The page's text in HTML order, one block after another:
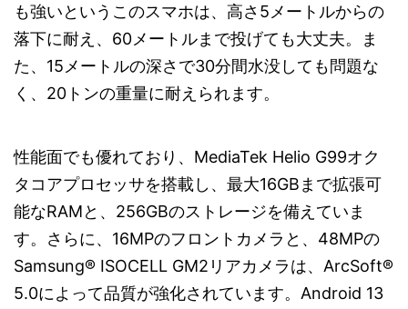
も強いというこのスマホは、高さ5メートルからの
落下に耐え、60メートルまで投げても大丈夫。ま
た、15メートルの深さで30分間水没しても問題な
く、20トンの重量に耐えられます。
性能面でも優れており、MediaTek Helio G99オク
タコアプロセッサを搭載し、最大16GBまで拡張可
能なRAMと、256GBのストレージを備えていま
す。さらに、16MPのフロントカメラと、48MPの
Samsung® ISOCELL GM2リアカメラは、ArcSoft®
5.0によって品質が強化されています。Android 13